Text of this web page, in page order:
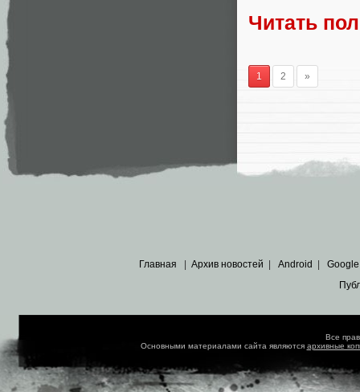
Читать
1 2 »
Главная Архив новостей Android Google
Все
Основными материалами сайта являются архивные